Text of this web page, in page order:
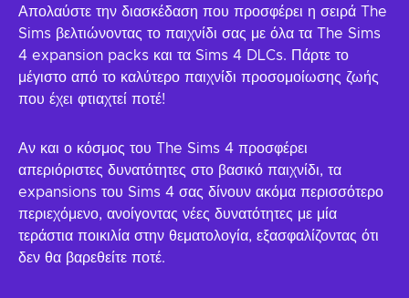
Απολαύστε την διασκέδαση που προσφέρει η σειρά The
Sims βελτιώνοντας το παιχνίδι σας με όλα τα The Sims
4 expansion packs και τα Sims 4 DLCs. Πάρτε το
μέγιστο από το καλύτερο παιχνίδι προσομοίωσης ζωής
που έχει φτιαχτεί ποτέ!
Αν και ο κόσμος του The Sims 4 προσφέρει
απεριόριστες δυνατότητες στο βασικό παιχνίδι, τα
expansions του Sims 4 σας δίνουν ακόμα περισσότερο
περιεχόμενο, ανοίγοντας νέες δυνατότητες με μία
τεράστια ποικιλία στην θεματολογία, εξασφαλίζοντας ότι
δεν θα βαρεθείτε ποτέ.